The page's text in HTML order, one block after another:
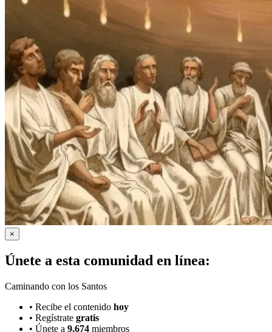
×
Únete a esta comunidad en línea:
Caminando con los Santos
• Recibe el contenido hoy
• Regístrate gratis
• Únete a 9,674 miembros